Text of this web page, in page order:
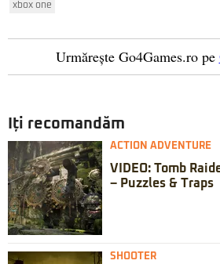
xbox one
Urmărește Go4Games.ro pe
Iți recomandăm
ACTION ADVENTURE
VIDEO: Tomb
– Puzzles & Traps
SHOOTER